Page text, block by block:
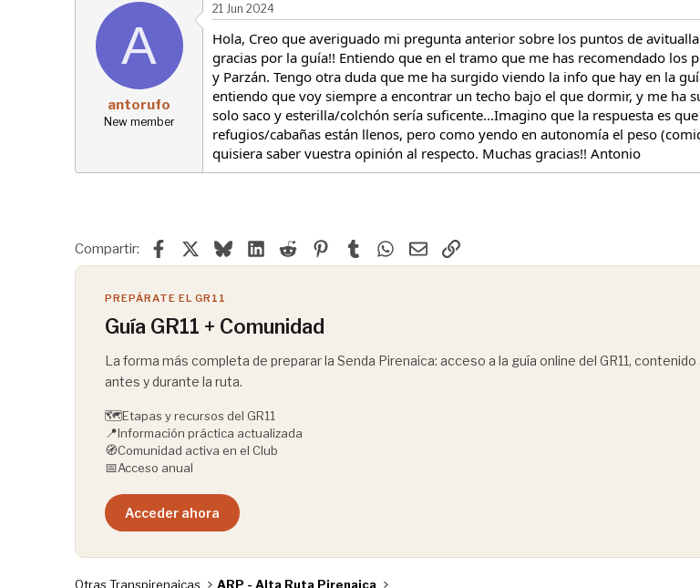
A
antorufo
New member
21 Jun 2024
Hola, Creo que averiguado mi pregunta anterior sobre los puntos de
gracias por la guía!! Entiendo que en el tramo que me has recomendado
y Parzán. Tengo otra duda que me ha surgido viendo la info que hay en la
entiendo que voy siempre a encontrar un techo bajo el que dormir, y me ha
solo saco y esterilla/colchón sería suficente...Imagino que la respuesta es
refugios/cabañas están llenos, pero como yendo en autonomía el peso
quisiera saber vuestra opinión al respecto. Muchas gracias!! Antonio
Compartir: FacebookBlueskyLinkedIn
Reddit Pinterest
Tumblr WhatsApp
EmailEnlace
PREPÁRATE EL GR11
Guía GR11 + Comunidad
La forma más completa de preparar la Senda Pirenaica: acceso a la guía online del GR11,
antes y durante la ruta.
🗺️Etapas y recursos del GR11
📍Información práctica actualizada
🧭Comunidad activa en el Club
📅Acceso anual
Acceder ahora
Otras Transpirenaicas ARP - Alta Ruta Pirenaica